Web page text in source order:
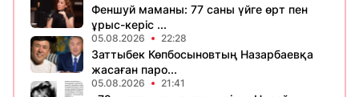
Феншуй маманы: 77 саны үйге өрт пен
ұрыс-керіс ...
05.08.2026 22:28
Заттыбек Көпбосыновтың Назарбаевқа
жасаған паро...
05.08.2026 21:41